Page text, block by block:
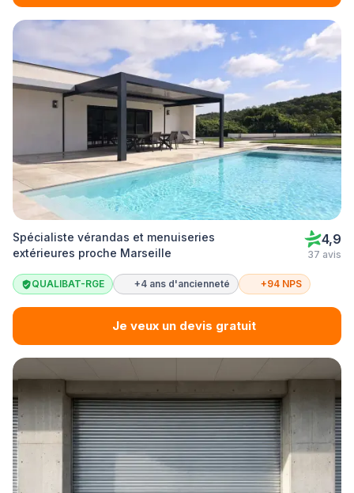
Spécialiste vérandas et menuiseries
extérieures proche Marseille
4,9
37 avis
QUALIBAT-RGE +4 ans d'ancienneté +94 NPS
Je veux un devis gratuit